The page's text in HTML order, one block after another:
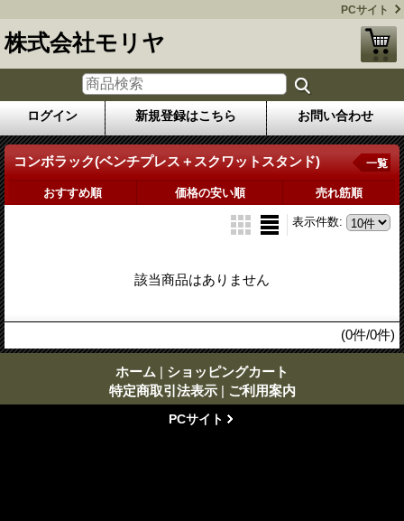
PCサイト
株式会社モリヤ
ログイン 新規登録はこちら お問い合わせ
コンボラック(ベンチプレス＋スクワットスタンド) 一覧
おすすめ順 価格の安い順 売れ筋順
表示件数:
該当商品はありません
(0件/0件)
ホーム | ショッピングカート
特定商取引法表示 | ご利用案内
PCサイト